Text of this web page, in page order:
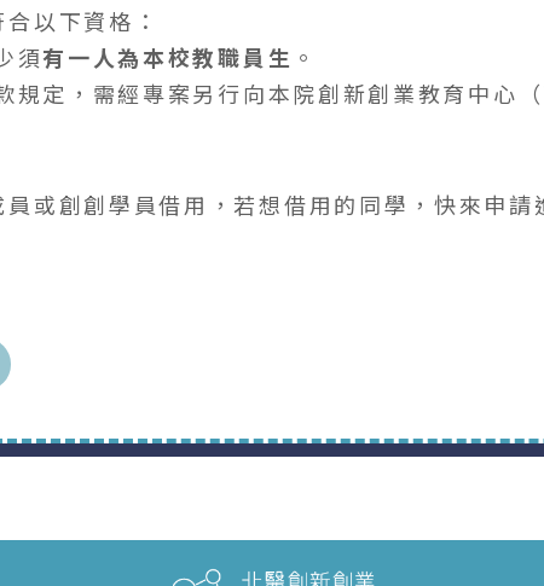
以下資格：
須有一人為本校教職員生 。
規定，需經專案另行向本院創新創業教育中心
員或創創學員借用，若想借用的同學，快來申請